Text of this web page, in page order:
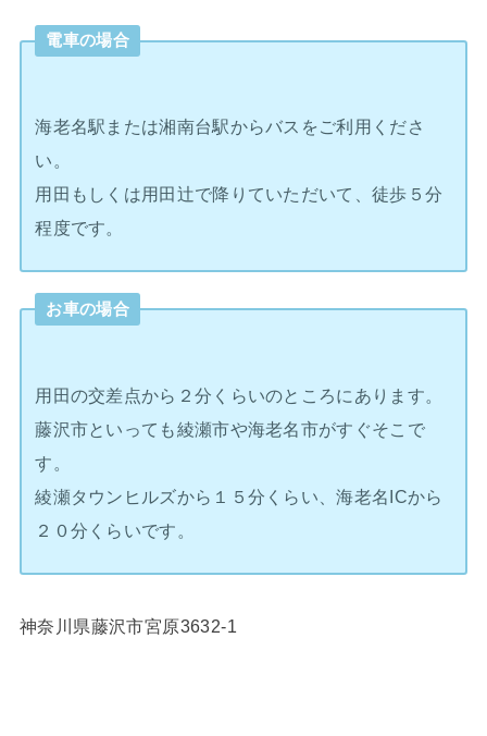
電車の場合
海老名駅または湘南台駅からバスをご利用くださ
い。
用田もしくは用田辻で降りていただいて、徒歩５分
程度です。
お車の場合
用田の交差点から２分くらいのところにあります。
藤沢市といっても綾瀬市や海老名市がすぐそこで
す。
綾瀬タウンヒルズから１５分くらい、海老名ICから
２０分くらいです。
神奈川県藤沢市宮原3632-1